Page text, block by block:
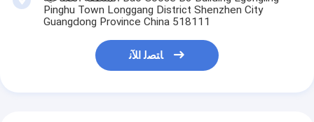
Pinghu Town Longgang District Shenzhen City
Guangdong Province China 518111
ﺎﺘﺼﻟ ﺍﻶﻧ